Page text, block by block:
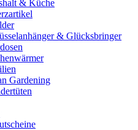
& Küche
& Glücksbringer
Gardening